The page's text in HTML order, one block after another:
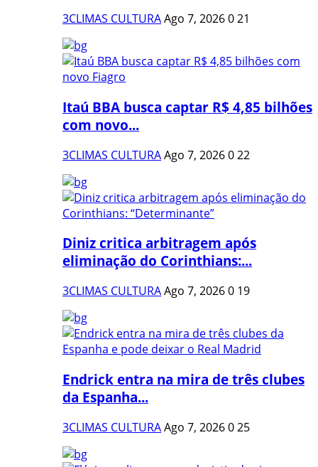
3CLIMAS CULTURAAgo 7, 2026021
Itaú BBA busca captar R$ 4,85 bilhões
com novo...
3CLIMAS CULTURAAgo 7, 2026022
Diniz critica arbitragem após
eliminação do Corinthians:...
3CLIMAS CULTURAAgo 7, 20260 19
Endrick entra na mira de três clubes
da Espanha...
3CLIMAS CULTURAAgo 7, 2026025